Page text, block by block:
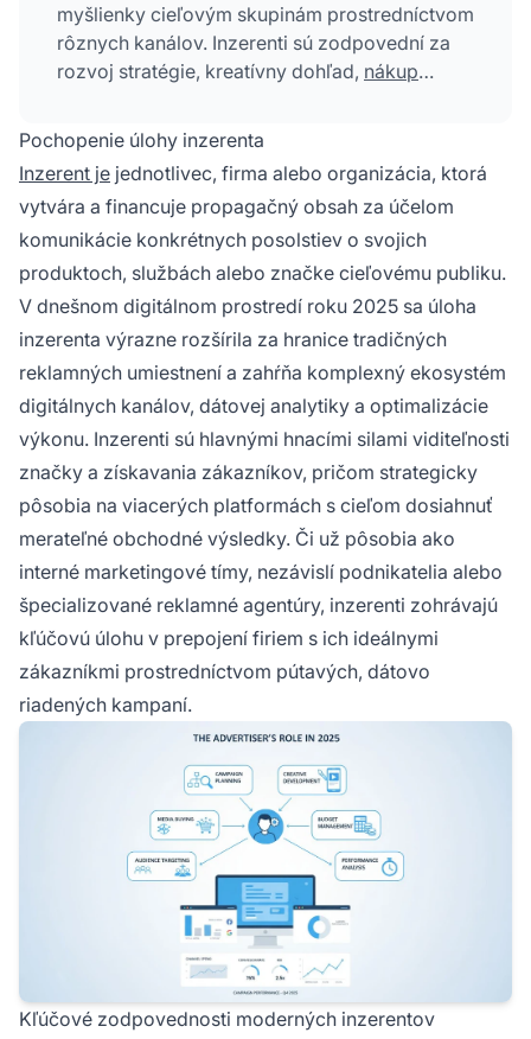
myšlienky cieľovým skupinám prostredníctvom
rôznych kanálov. Inzerenti sú zodpovední za
rozvoj stratégie, kreatívny dohľad, nákup
cieľom dosiahnuť konkrétne obchodné ciele.
Pochopenie úlohy inzerenta
Inzerent je jednotlivec, firma alebo organizácia, ktorá
vytvára a financuje propagačný obsah za účelom
komunikácie konkrétnych posolstiev o svojich
produktoch, službách alebo značke cieľovému publiku.
V dnešnom digitálnom prostredí roku 2025 sa úloha
inzerenta výrazne rozšírila za hranice tradičných
reklamných umiestnení a zahŕňa komplexný ekosystém
digitálnych kanálov, dátovej analytiky a optimalizácie
výkonu. Inzerenti sú hlavnými hnacími silami viditeľnosti
značky a získavania zákazníkov, pričom strategicky
pôsobia na viacerých platformách s cieľom dosiahnuť
merateľné obchodné výsledky. Či už pôsobia ako
interné marketingové tímy, nezávislí podnikatelia alebo
špecializované reklamné agentúry, inzerenti zohrávajú
kľúčovú úlohu v prepojení firiem s ich ideálnymi
zákazníkmi prostredníctvom pútavých, dátovo
riadených kampaní.
Kľúčové zodpovednosti moderných inzerentov